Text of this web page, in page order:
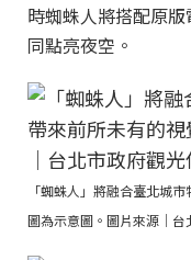
時蜘蛛人將搭配原
同點亮夜空。
「蜘蛛人」將融合臺北城
圖為示意圖。圖片來源｜台